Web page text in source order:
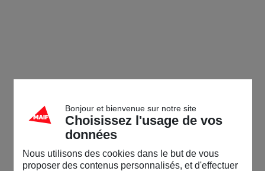
Bonjour et bienvenue sur notre site
Choisissez l'usage de vos
données
Nous utilisons des cookies dans le but de vous
proposer des contenus personnalisés, et d'effectuer